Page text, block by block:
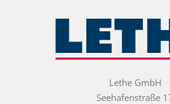
Lethe GmbH
Seehafenstraße